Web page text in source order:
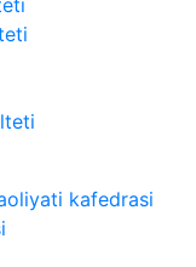
kafedrasi